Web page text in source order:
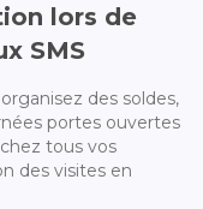
lors de
SMS
des soldes,
portes ouvertes
tous vos
des visites en